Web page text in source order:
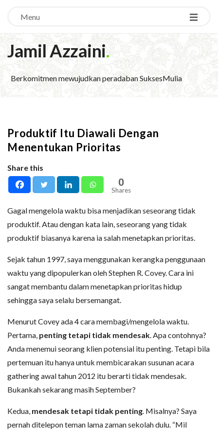
Menu
Jamil Azzaini.
Berkomitmen mewujudkan peradaban SuksesMulia
Produktif Itu Diawali Dengan
Menentukan Prioritas
Share this
0
Shares
Gagal mengelola waktu bisa menjadikan seseorang tidak
produktif. Atau dengan kata lain, seseorang yang tidak
produktif biasanya karena ia salah menetapkan prioritas.
Sejak tahun 1997, saya menggunakan kerangka penggunaan
waktu yang dipopulerkan oleh Stephen R. Covey. Cara ini
sangat membantu dalam menetapkan prioritas hidup
sehingga saya selalu bersemangat.
Menurut Covey ada 4 cara membagi/mengelola waktu.
Pertama, penting tetapi tidak mendesak. Apa contohnya?
Anda menemui seorang klien potensial itu penting. Tetapi bila
pertemuan itu hanya untuk membicarakan susunan acara
gathering awal tahun 2012 itu berarti tidak mendesak.
Bukankah sekarang masih September?
Kedua, mendesak tetapi tidak penting. Misalnya? Saya
pernah ditelepon teman lama zaman sekolah dulu. “Mil